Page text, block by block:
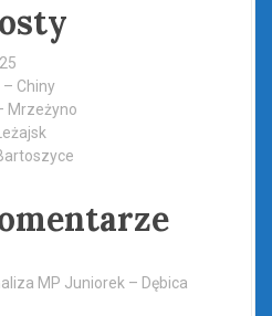
– Chiny
Mrzeżyno
MP Juniorek – Dębica